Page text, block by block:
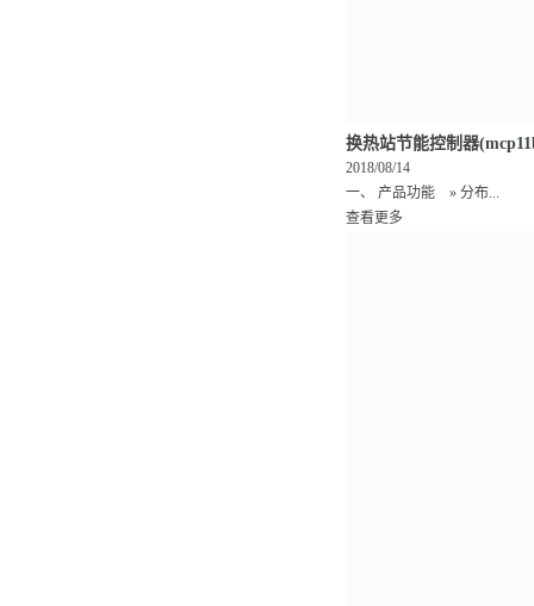
换热站节能控制器
2018/08/14
一、 产品功能 » 分布...
查看更多